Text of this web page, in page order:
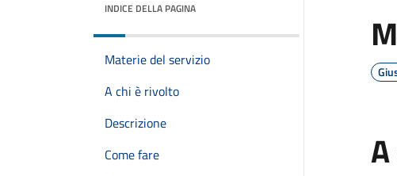
INDICE DELLA PAGINA
Materie del servizio
A chi è rivolto
Descrizione
Come fare